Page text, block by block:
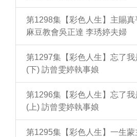
第1298集【彩色人生】主賜
麻豆教會吳正達 李琇婷夫婦
第1297集【彩色人生】忘了
(下) 訪曾雯婷執事娘
第1296集【彩色人生】忘了
(上) 訪曾雯婷執事娘
第1295集【彩色人生】一生